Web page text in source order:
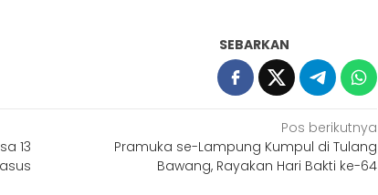
SEBARKAN
13
Pos berikutnya
Pramuka se-Lampung Kumpul di Tulang
Bawang, Rayakan Hari Bakti ke-64